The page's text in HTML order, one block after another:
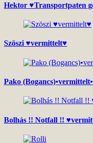
Hektor ♥Transportpaten
Szöszi ♥vermittelt♥
Pako (Bogancs)•vermittelt•
Bolhás !! Notfall !!